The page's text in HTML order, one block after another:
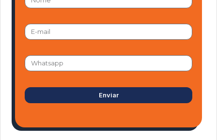
Enviar